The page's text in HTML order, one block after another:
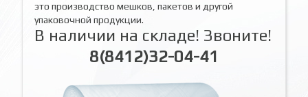
это производство мешков, пакетов и другой
упаковочной продукции.
В наличии на складе! Звоните!
8(8412)32-04-41